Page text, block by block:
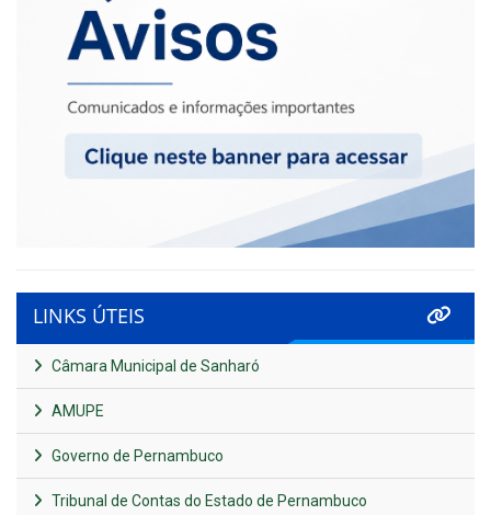
LINKS ÚTEIS
Câmara Municipal de Sanharó
AMUPE
Governo de Pernambuco
Tribunal de Contas do Estado de Pernambuco